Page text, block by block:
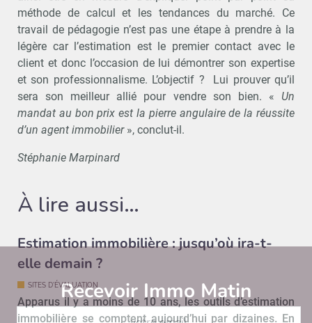
méthode de calcul et les tendances du marché. Ce
travail de pédagogie n’est pas une étape à prendre à la
légère car l’estimation est le premier contact avec le
client et donc l’occasion de lui démontrer son expertise
et son professionnalisme. L’objectif ? Lui prouver qu’il
sera son meilleur allié pour vendre son bien. « Un
mandat au bon prix est la pierre angulaire de la réussite
d’un agent immobilier», conclut-il.
Stéphanie Marpinard
À lire aussi…
Estimation immobilière : jusqu’où ira-t-
elle demain ?
SITES D'ÉVALUATION
Apparus il y a moins de 10 ans, les outils d’estimation
immobilière se comptent aujourd’hui par dizaines. En
Recevoir Immo Matin